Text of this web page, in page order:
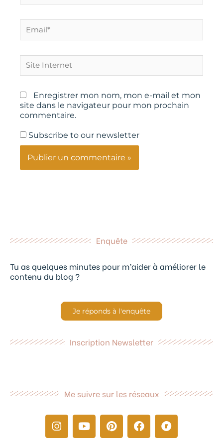
Internet
Enregistrer mon nom, mon e-mail et mon
site dans le navigateur pour mon prochain
commentaire.
Subscribe to our newsletter
Enquête
Tu as quelques minutes pour m’aider à améliorer le
contenu du blog ?
Je réponds à l'enquête
Inscription Newsletter
Me suivre sur les réseaux
I
n
s
Y
o
u
P
i
n
F
a
c
R
a
v